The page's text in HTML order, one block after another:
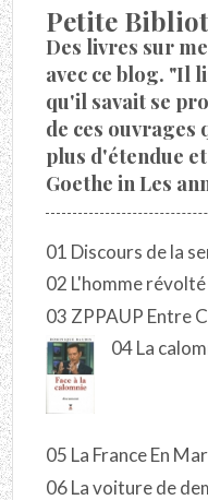
Petite
Des livres sur
avec ce blog. "Il
qu'il savait se
de ces
plus d'étendue
Goethe in Les
01 Discours de la
02 L'homme révolté
03 ZPPAUP Entre
04 La
05 La France En
06 La voiture de